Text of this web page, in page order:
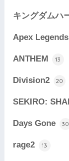
キングダムハ
Apex Legends
ANTHEM 13
Division2 20
SEKIRO:
Days Gone 30
rage2 13